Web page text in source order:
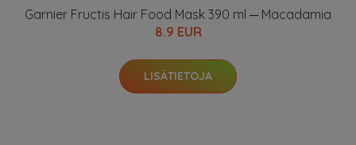
Garnier Fructis Hair Food Mask 390 ml ─ Macadamia
8.9 EUR
LISÄTIETOJA